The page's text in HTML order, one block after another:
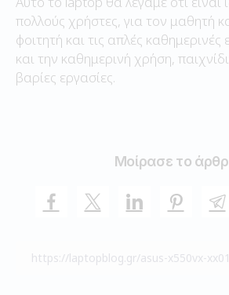
πολλούς χρήστες, για τον μαθητή
φοιτητή και τις απλές
και την καθημερινή χρήση,
βαρίες εργασίες.
Μοίρασε το